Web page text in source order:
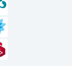
نکات کلیدی
• نصب در موقعیت
• تنظیم دقیق جهت
• ترکیب هماهنگ با